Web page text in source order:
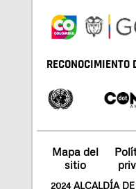
RECONOCIMIENTO
Mapa del
sitio
2024 ALCALDÍA